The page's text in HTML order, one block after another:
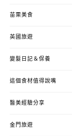
苗栗美食
英國旅遊
變髮日記＆保養
這個食材值得說嘴
醫美經驗分享
金門旅遊